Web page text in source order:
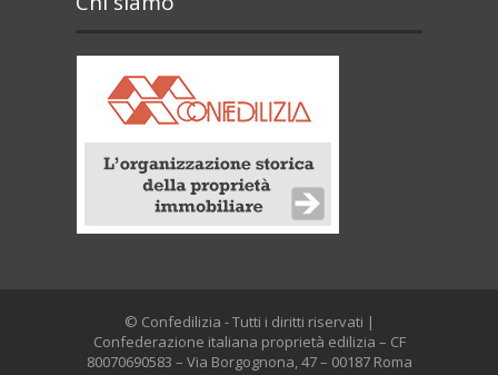
© Confedilizia - Tutti i diritti riservati |
Confederazione italiana proprietà edilizia – CF
80070690583 – Via Borgognona, 47 – 00187 Roma